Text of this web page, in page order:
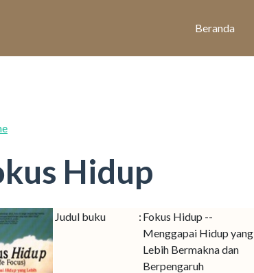
Beranda
Hidup
Judul buku : Fokus Hidup --
Menggapai Hidup yang
Lebih Bermakna dan
Berpengaruh